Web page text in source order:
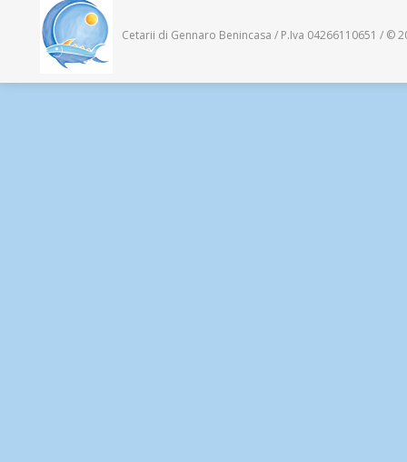
Cetarii di Gennaro Benincasa / P.Iva 04266110651 / ©